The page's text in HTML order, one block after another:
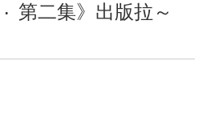
第二集》出版拉～